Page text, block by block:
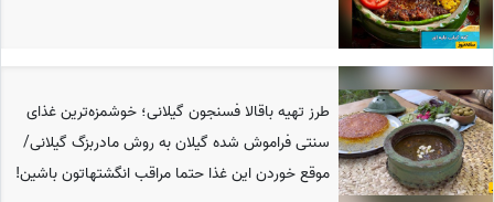
طرز تهیه باقالا فسنجون گیلانی؛ خوشمزه‌ترین غذای
سنتی فراموش شده گیلان به روش مادربزگ گیلانی/
موقع خوردن این غذا حتما مراقب انگشتهاتون باشین!